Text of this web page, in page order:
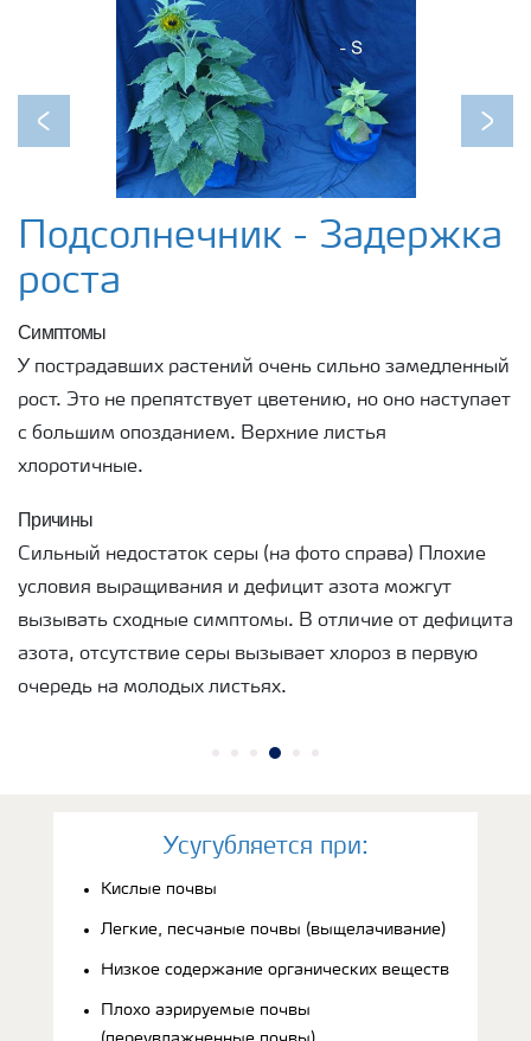
Previous Next
Подсолнечник - Задержка
роста
Симптомы
У пострадавших растений очень сильно замедленный
рост. Это не препятствует цветению, но оно наступает
с большим опозданием. Верхние листья
хлоротичные.
Причины
Сильный недостаток серы (на фото справа) Плохие
условия выращивания и дефицит азота можгут
вызывать сходные симптомы. В отличие от дефицита
азота, отсутствие серы вызывает хлороз в первую
очередь на молодых листьях.
Усугубляется при:
Кислые почвы
Легкие, песчаные почвы (выщелачивание)
Низкое содержание органических веществ
Плохо аэрируемые почвы